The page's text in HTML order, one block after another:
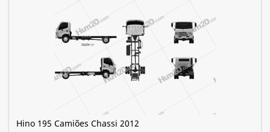
Hino 195 Camiões Chassi 2012